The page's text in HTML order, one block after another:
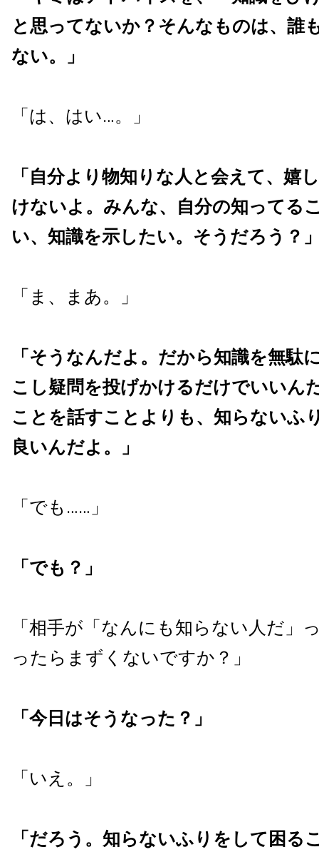
と思ってないか？そんなものは、誰
ない。」
「は、はい…。」
「自分より物知りな人と会えて、嬉
けないよ。みんな、自分の知ってる
い、知識を示したい。そうだろう？
「ま、まあ。」
「そうなんだよ。だから知識を無駄
こし疑問を投げかけるだけでいいん
ことを話すことよりも、知らないふ
良いんだよ。」
「でも……」
「でも？」
「相手が「なんにも知らない人だ」
ったらまずくないですか？」
「今日はそうなった？」
「いえ。」
「だろう。知らないふりをして困る